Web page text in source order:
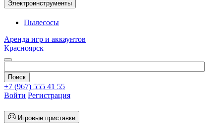
Электроинструменты
Пылесосы
Аренда игр и аккаунтов
Красноярск
+7 (967) 555 41 55
Войти Регистрация
Игровые приставки